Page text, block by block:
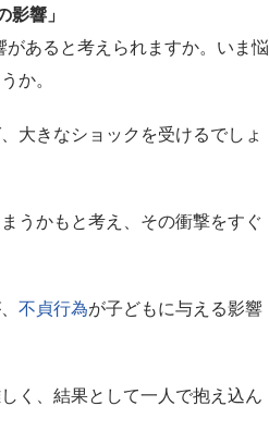
響」
あると考えられますか。いま悩
か。
大きなショックを受けるでしょ
うかもと考え、その衝撃をすぐ
不貞行為が子どもに与える影響
く、結果として一人で抱え込ん